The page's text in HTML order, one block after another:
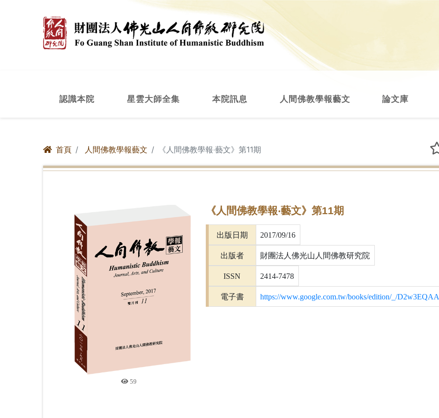
認識本院 星雲大師全集 本院訊息 人間佛教學報藝文 論文庫
首頁 人間佛教學報藝文 《人間佛教學報‧藝文》第11期
59
《人間佛教學報‧藝文》第11期
出版日期 2017/09/16
出版者 財團法人佛光山人間佛教研究院
ISSN 2414-7478
電子書 https://www.google.com.tw/books/edition/_/